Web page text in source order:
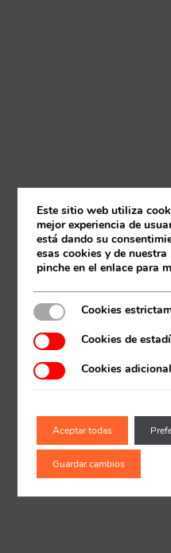
Este sitio web utiliza
mejor experiencia de
está dando su
esas cookies y de nuestra
pinche en el enlace para
Cookies
Cookies de
Cookies
Aceptar todas
Guardar cambios